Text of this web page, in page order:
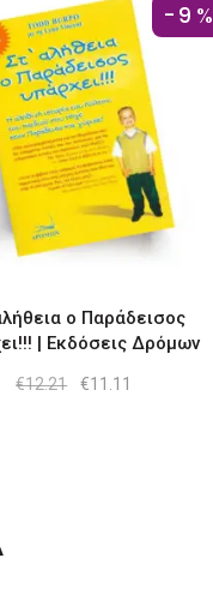
-9%
ο Παράδεισος
| Eκδόσεις Δρόμων
€12.21
Original
€11.11